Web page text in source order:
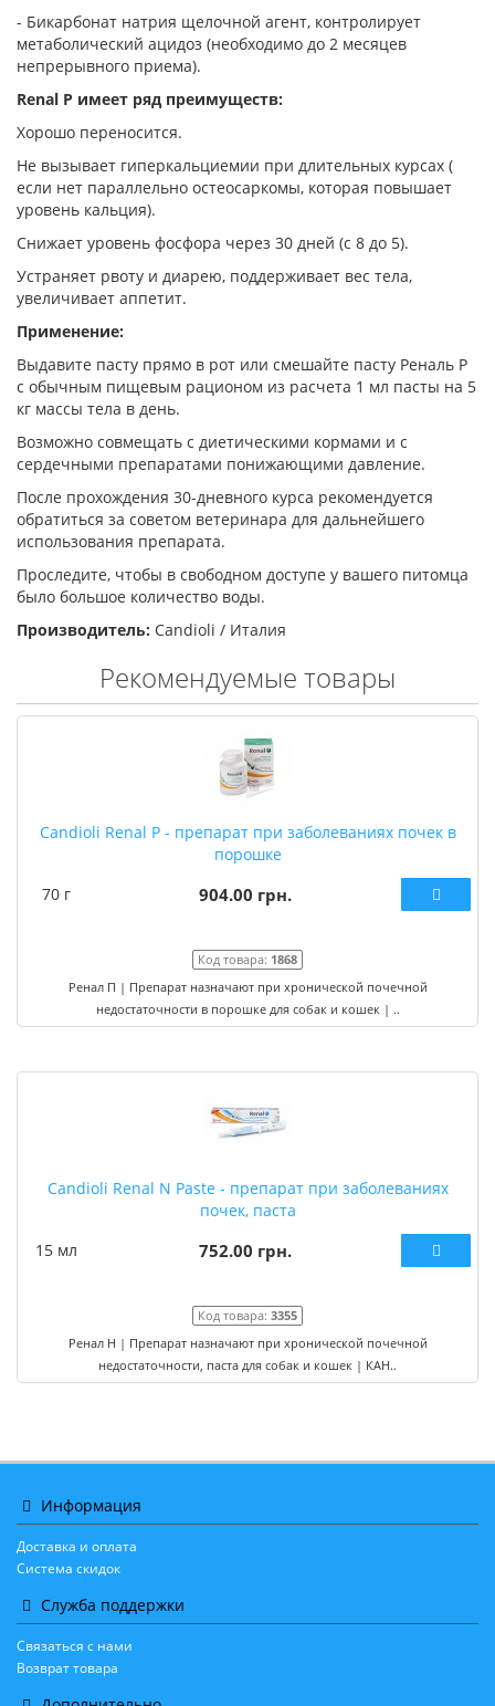
- Бикарбонат натрия щелочной агент, контролирует
метаболический ацидоз (необходимо до 2 месяцев
непрерывного приема).
Renal P имеет ряд преимуществ:
Хорошо переносится.
Не вызывает гиперкальциемии при длительных курсах (
если нет параллельно остеосаркомы, которая повышает
уровень кальция).
Снижает уровень фосфора через 30 дней (с 8 до 5).
Устраняет рвоту и диарею, поддерживает вес тела,
увеличивает аппетит.
Применение:
Выдавите пасту прямо в рот или смешайте пасту Реналь P
с обычным пищевым рационом из расчета 1 мл пасты на 5
кг массы тела в день.
Возможно совмещать с диетическими кормами и с
сердечными препаратами понижающими давление.
После прохождения 30-дневного курса рекомендуется
обратиться за советом ветеринара для дальнейшего
использования препарата.
Проследите, чтобы в свободном доступе у вашего питомца
было большое количество воды.
Производитель: Candioli / Италия
Рекомендуемые товары
Candioli Renal P - препарат при заболеваниях почек в
порошке
70 г
904.00 грн.
Код товара: 1868
Ренал П | Препарат назначают при хронической почечной
недостаточности в порошке для собак и кошек | ..
Candioli Renal N Paste - препарат при заболеваниях
почек, паста
15 мл
752.00 грн.
Код товара: 3355
Ренал Н | Препарат назначают при хронической почечной
недостаточности, паста для собак и кошек | КАН..
Информация
Доставка и оплата
Система скидок
Служба поддержки
Связаться с нами
Возврат товара